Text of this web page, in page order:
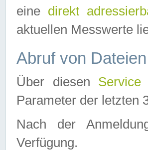
eine direkt
aktuellen Messwerte
Abruf von Dateien
Über diesen Service
Parameter der letzten
Nach der
Verfügung.